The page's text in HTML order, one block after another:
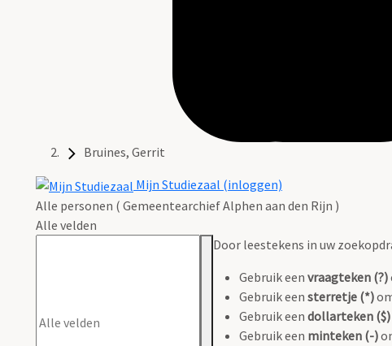
Bruines, Gerrit
Mijn Studiezaal (inloggen)
Alle personen ( Gemeentearchief Alphen aan den Rijn )
Alle velden
Door leestekens in uw
Gebruik een vraagteken (?)
Gebruik een sterretje (*)
Gebruik een dollarteken ($)
Gebruik een minteken (-)